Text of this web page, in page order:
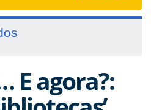
E agora?: